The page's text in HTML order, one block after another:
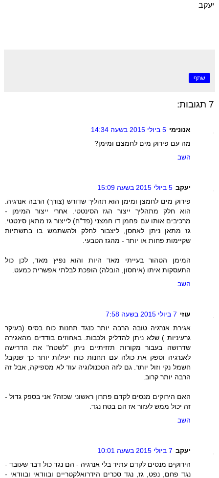
יעקב
שתף
7 תגובות:
אנונימי 5 ביולי 2015 בשעה 14:34
מה עם פירוק מים לחמצם ומימן?
השב
יעקב 5 ביולי 2015 בשעה 15:09
פירוק מים לחמצן ומימן הוא תהליך שדורש (צורך) הרבה אנרגיה.
הוא חלק מתהליך ייצור הגז הסינטטי. אחרי ייצור המימן -
מרכיבים אותו עם פחמן דו חמצני (פד"ח) לייצור גז מתאן סינטטי.
גז מתאן ניתן לאחסן, ליצבור לחלק ולהשתמש בו בתשתיות
שקיימות פחות או יותר - מהגז הטבעי.
המימן הטהור בעייתי מאד היות והוא נפיץ מאד, לכן כול
התעסקות איתו (איחסון, הובלה) הופכת לבלתי אפשרית כמעט.
השב
עוזי 7 ביולי 2015 בשעה 7:58
אגירת אנרגיה טובה הרבה יותר כנגד תחנות כוח בסיס (בעיקר
גרעיניות ) שלא ניתן להדליק ולכבות. באחוזים בודדים מהאגירה
שדרושה בעבור מקורות תזזיתיים ניתן "לשטח" את הדרישה
לאנרגיה וספק את כולה עם תחנות כוח יעילות יותר כך שנקבל
חשמל נקי וזול יותר. גם לזה הטכנולוגיה עוד לא מספיקה, אבל זה
הרבה יותר קרוב.
האם הירוקים מנסים לקדם פתרון ראשוני שכזה? אני בספק גדול -
זה יכול ממש לעזור אז הם בטח נגד.
השב
יעקב 7 ביולי 2015 בשעה 10:01
הירוקים מנסים לקדם עתיד בלי אנרגיה - הם נגד כול דבר שעובד -
נגד פחם, נפט, גז, נגד סכרים הידרואלקטריים ובוודאי ובוודאי -